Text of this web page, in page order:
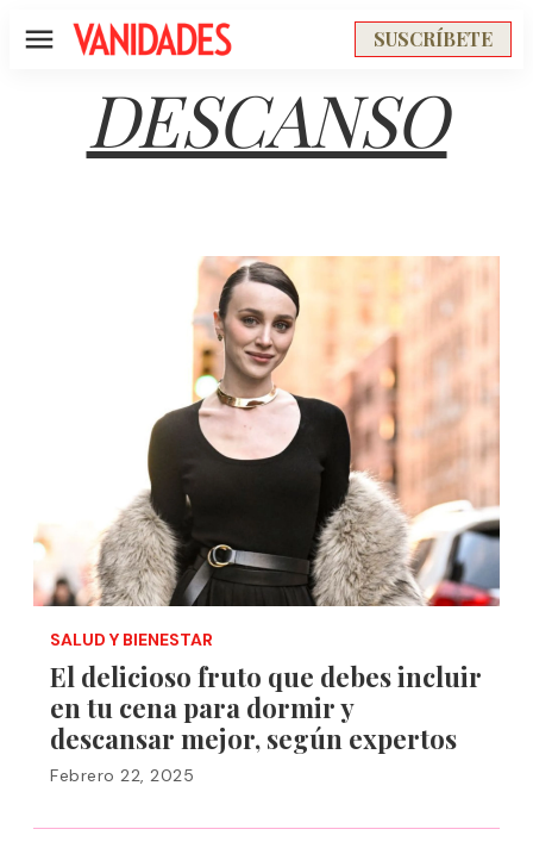
Menú SUSCRÍBETE
DESCANSO
SALUD Y BIENESTAR
El delicioso fruto que debes incluir
en tu cena para dormir y
descansar mejor, según expertos
Febrero 22, 2025